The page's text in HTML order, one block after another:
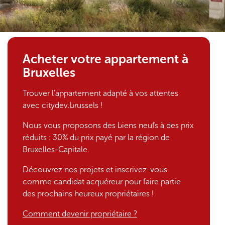
1
Acheter votre appartement à
Bruxelles
Trouver l'appartement adapté à vos attentes
avec citydev.brussels !
Nous vous proposons des biens neufs à des prix
réduits : 30% du prix payé par la région de
Bruxelles-Capitale.
Découvrez nos projets et inscrivez-vous
comme candidat acquéreur pour faire partie
des prochains heureux propriétaires !
Comment devenir propriétaire ?